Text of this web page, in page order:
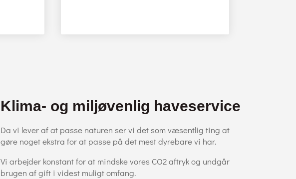
Klima- og miljøvenlig haveservice
Da vi lever af at passe naturen ser vi det som væsentlig ting at
gøre noget ekstra for at passe på det mest dyrebare vi har.
Vi arbejder konstant for at mindske vores CO2 aftryk og undgår
brugen af gift i videst muligt omfang.